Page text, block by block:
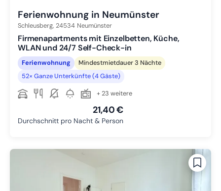
Ferienwohnung in Neumünster
Schleusberg, 24534 Neumünster
Firmenapartments mit Einzelbetten, Küche,
WLAN und 24/7 Self-Check-in
Ferienwohnung
Mindestmietdauer 3 Nächte
52× Ganze Unterkünfte (4 Gäste)
+ 23 weitere
21,40 €
Durchschnitt pro Nacht & Person